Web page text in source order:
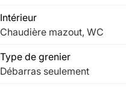
Intérieur
Chaudière mazout, WC
Type de grenier
Débarras seulement